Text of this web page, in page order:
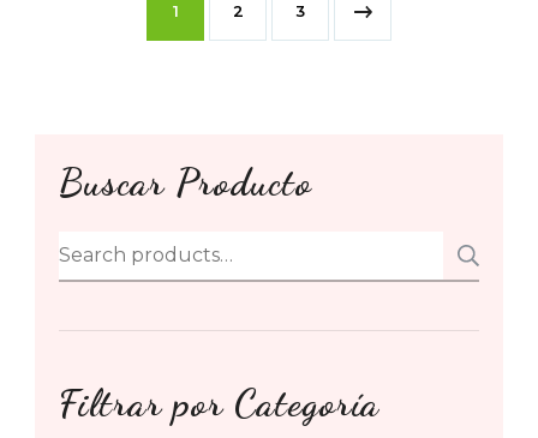
1 2 3
Buscar Producto
Search
for:
Filtrar por Categoría